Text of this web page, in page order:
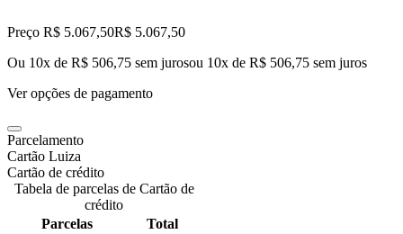
Preço R$ 5.067,50R$ 5.067,50
Ou 10x de R$ 506,75 sem jurosou 10x de R$ 506,75 sem juros
Ver opções de pagamento
Parcelamento
Cartão Luiza
Cartão de crédito
Tabela de parcelas de Cartão de
crédito
Parcelas
Total